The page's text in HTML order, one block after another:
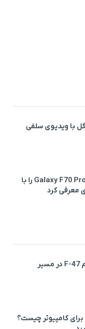
با ویدیوی سلفی
سامسونگ گوشی Galaxy F70 Pro را با
جنگنده نسل ششم F-47 در مسیر
کامپیوتر چیست؟